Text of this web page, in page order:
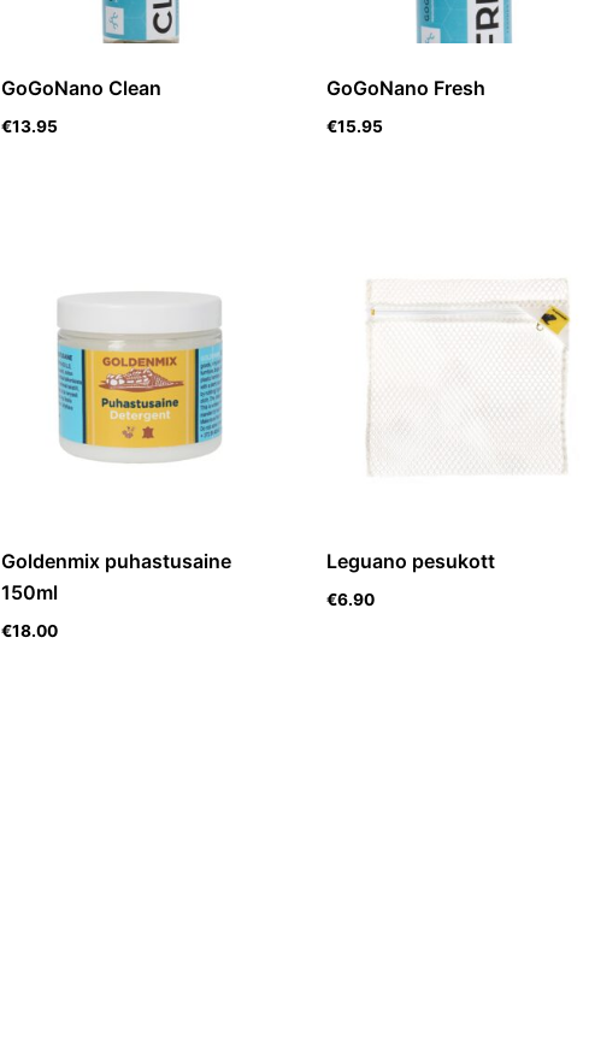
GoGoNano Clean
€13.95
GoGoNano Fresh
€15.95
Goldenmix puhastusaine
150ml
€18.00
Leguano pesukott
€6.90